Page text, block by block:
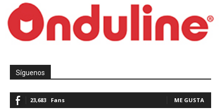
Síguenos
23,683 Fans ME GUSTA